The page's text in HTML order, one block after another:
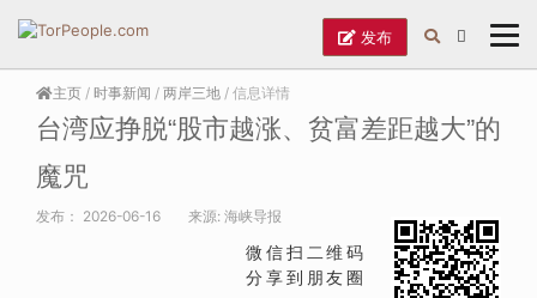
发布
主页 / 时事新闻 / 两岸三地 / 信息详情
台湾应挣脱“股市越涨、贫富差距越大”的
魔咒
发布： 2026-06-16 来源: 海峡导报
微信扫二维码
分享到朋友圈